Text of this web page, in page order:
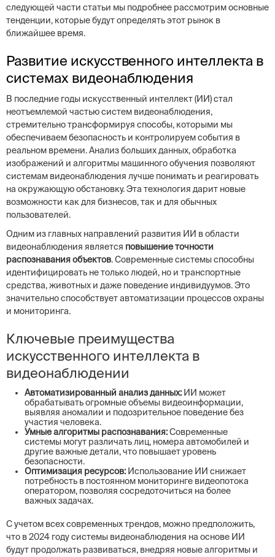
следующей части статьи мы подробнее рассмотрим основные
тенденции, которые будут определять этот рынок в
ближайшее время.
Развитие искусственного интеллекта в
системах видеонаблюдения
В последние годы искусственный интеллект (ИИ) стал
неотъемлемой частью систем видеонаблюдения,
стремительно трансформируя способы, которыми мы
обеспечиваем безопасность и контролируем события в
реальном времени. Анализ больших данных, обработка
изображений и алгоритмы машинного обучения позволяют
системам видеонаблюдения лучше понимать и реагировать
на окружающую обстановку. Эта технология дарит новые
возможности как для бизнесов, так и для обычных
пользователей.
Одним из главных направлений развития ИИ в области
видеонаблюдения является повышение точности
распознавания объектов. Современные системы способны
идентифицировать не только людей, но и транспортные
средства, животных и даже поведение индивидуумов. Это
значительно способствует автоматизации процессов охраны
и мониторинга.
Ключевые преимущества
искусственного интеллекта в
видеонаблюдении
Автоматизированный анализ данных: ИИ может
обрабатывать огромные объемы видеоинформации,
выявляя аномалии и подозрительное поведение без
участия человека.
Умные алгоритмы распознавания:Современные
системы могут различать лиц, номера автомобилей и
другие важные детали, что повышает уровень
безопасности.
Оптимизация ресурсов: Использование ИИ снижает
потребность в постоянном мониторинге видеопотока
оператором, позволяя сосредоточиться на более
важных задачах.
С учетом всех современных трендов, можно предположить,
что в 2024 году системы видеонаблюдения на основе ИИ
будут продолжать развиваться, внедряя новые алгоритмы и